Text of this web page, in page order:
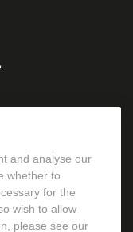
18:00
and analyse our
whether to
for the
wish to allow
please see our